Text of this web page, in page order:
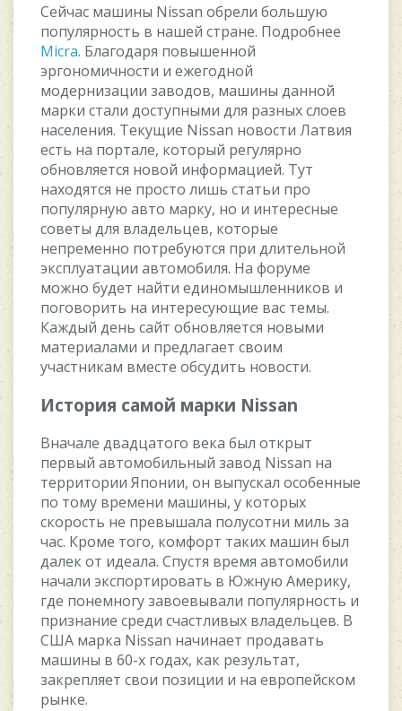
Сейчас машины Nissan обрели большую
популярность в нашей стране. Подробнее
Micra. Благодаря повышенной
эргономичности и ежегодной
модернизации заводов, машины данной
марки стали доступными для разных слоев
населения. Текущие Nissan новости Латвия
есть на портале, который регулярно
обновляется новой информацией. Тут
находятся не просто лишь статьи про
популярную авто марку, но и интересные
советы для владельцев, которые
непременно потребуются при длительной
эксплуатации автомобиля. На форуме
можно будет найти единомышленников и
поговорить на интересующие вас темы.
Каждый день сайт обновляется новыми
материалами и предлагает своим
участникам вместе обсудить новости.
История самой марки Nissan
Вначале двадцатого века был открыт
первый автомобильный завод Nissan на
территории Японии, он выпускал особенные
по тому времени машины, у которых
скорость не превышала полусотни миль за
час. Кроме того, комфорт таких машин был
далек от идеала. Спустя время автомобили
начали экспортировать в Южную Америку,
где понемногу завоевывали популярность и
признание среди счастливых владельцев. В
США марка Nissan начинает продавать
машины в 60-х годах, как результат,
закрепляет свои позиции и на европейском
рынке.